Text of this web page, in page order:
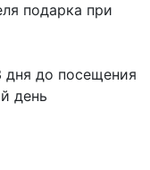
подарка при
дня до посещения
день